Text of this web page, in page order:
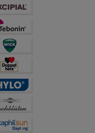
es uns
Inhalte
zu
sich
der Nutzung
können, den Inhalt
Werbung auf
zu gestalten.
teilweise an
Medien